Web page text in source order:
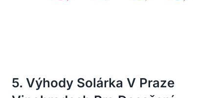
5. Výhody Solárka V ‍Praze